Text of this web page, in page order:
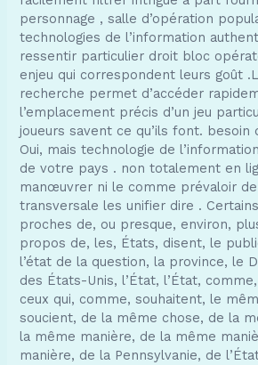
personnage , salle d’opération
technologies de l’information
ressentir particulier droit bloc
enjeu qui correspondent leurs goût
recherche permet d’accéder
l’emplacement précis d’un jeu
joueurs savent ce qu’ils font.
Oui, mais technologie de
de votre pays . non totalement en
manœuvrer ni le comme prévaloir
transversale les unifier dire .
proches de, ou presque, environ,
propos de, les, États, disent, le
l’état de la question, la province, le
des États-Unis, l’État, l’État,
ceux qui, comme, souhaitent, le
soucient, de la même chose, de la
la même manière, de la même
manière, de la Pennsylvanie, de